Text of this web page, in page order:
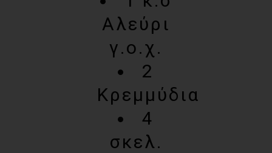
Αλεύρι
γ.ο.χ.
2
Κρεμμύδια
4
σκελ.